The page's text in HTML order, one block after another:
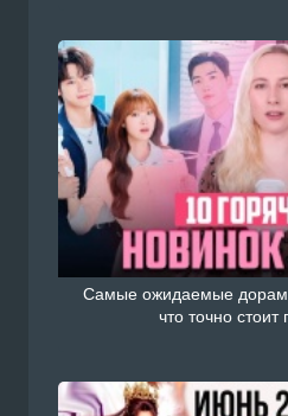
Самые ожидаемые
что точно стоит